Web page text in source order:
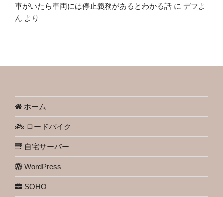
車がいたら車両には停止義務があるとわかる話 に デフよ
ん より
ホーム
ロードバイク
自宅サーバー
WordPress
SOHO